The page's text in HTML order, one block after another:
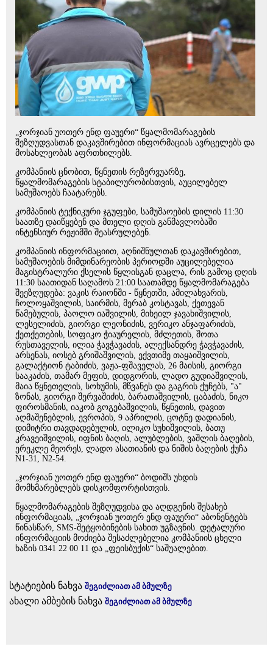
„ჯორჯიან უოთერ ენდ ფაუერი“ წყალმომარაგების
შეზღუდვასთან დაკავშირებით ინფორმაციას ავრცელებს და
მოსახლეობას აფრთხილებს.
კომპანიის ცნობით, წყნეთის რეზერვუარზე,
წყალმომარაგების სტაბილურობისთვის, აუცილებელ
სამუშაოებს ჩაატარებს.
კომპანიის ტექნიკური ჯგუფები, სამუშაოების დილის 11:30
საათზე დაიწყებენ და მთელი დღის განმავლობაში
ინტენსიურ რეჟიმში შეასრულებენ.
კომპანიის ინფორმაციით, აღნიშნულთან დაკავშირებით,
სამუშაოების მიმდინარეობის პერიოდში აუცილებელია
მაგისტრალური ქსელის წყლისგან დაცლა, რის გამოც დღის
11:30 საათიდან საღამოს 21:00 საათამდე წყალმომარაგება
შეეზღუდება: ვაკის რაიონში - წყნეთში, ამილახვარის,
ჩოლოყაშვილის, საირმის, მერაბ კოსტავას, ქეთევან
წამებულის, პაოლო იაშვილის, მიხეილ ჯავახიშვილის,
ლესელიძის, გიორგი ლეონიძის, ვერიკო ანჯაფარიძის,
ქეთქეთების, სოფიკო ჭიაურელის, მძლეთის, შოთა
რუსთაველის, ილია ჭავჭავაძის, ალექსანდრე ჭავჭავაძის,
არსენას, იოსებ გრიშაშვილის, ექვთიმე თაყაიშვილის,
გალაქტიონ ტაბიძის, ვაჟა-ფშაველას, 26 მაისის, გიორგი
სააკაძის, თამარ მეფის, დიდგორის, ლადო გუდიაშვილის,
მაია წყნეთელის, სოხუმის, მწვანეს და გაგრის ქუჩებს, "ა"
ზონას, გიორგი შერვაშიძის, ბარათაშვილის, ცაბაძის, ნიკო
ფიროსმანის, იაკობ გოგებაშვილის, წყნეთის, დავით
აღმაშენებლის, ევროპის, 9 აპრილის, ცოტნე დადიანის,
დიმიტრი თავდადებულის, ილიკო სუხიშვილის, ბათუ
კრავეიშვილის, იფნის ბაღის, ალუბლების, ვაშლის ბაღების,
ერეკლე მეორეს, ლადო ასათიანის და ნიშის ბაღების ქუჩა
N1-31, N2-54.
„ჯორჯიან უოთერ ენდ ფაუერი“ ბოდიშს უხდის
მომხმარებლებს დისკომფორტისთვის.
წყალმომარაგების შეზღუდვისა და აღდგენის შესახებ
ინფორმაციას, „ჯორჯიან უოთერ ენდ ფაუერი“ აბონენტებს
წინასწარ, SMS-შეტყობინების სახით უგზავნის. დეტალური
ინფორმაციის მოძიება შესაძლებელია კომპანიის ცხელი
ხაზის 0341 22 00 11 და „ფეისბუქის“ საშუალებით.
სტატიების ნახვა შეგიძლიათ ამ ბმულზე
ახალი ამბების ნახვა შეგიძლიათ ამ ბმულზე